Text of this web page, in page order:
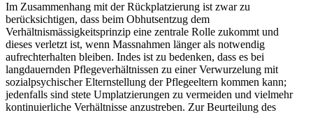
Im Zusammenhang mit der Rückplatzierung ist zwar zu
berücksichtigen, dass beim Obhutsentzug dem
Verhältnismässigkeitsprinzip eine zentrale Rolle zukommt und
dieses verletzt ist, wenn Massnahmen länger als notwendig
aufrechterhalten bleiben. Indes ist zu bedenken, dass es bei
langdauernden Pflegeverhältnissen zu einer Verwurzelung mit
sozialpsychischer Elternstellung der Pflegeeltern kommen kann;
jedenfalls sind stete Umplatzierungen zu vermeiden und vielmehr
kontinuierliche Verhältnisse anzustreben. Zur Beurteilung des